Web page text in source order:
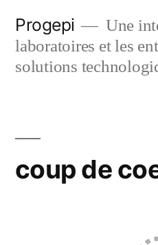
content
Progepi
Une
laboratoires et les
solutions
coup de